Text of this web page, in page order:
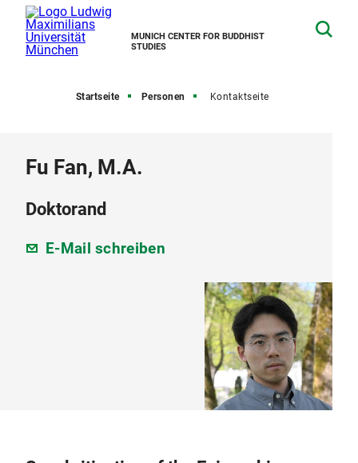
MUNICH CENTER FOR BUDDHIST
STUDIES
Startseite Personen Kontaktseite
Fu Fan, M.A.
Doktorand
E-Mail schreiben